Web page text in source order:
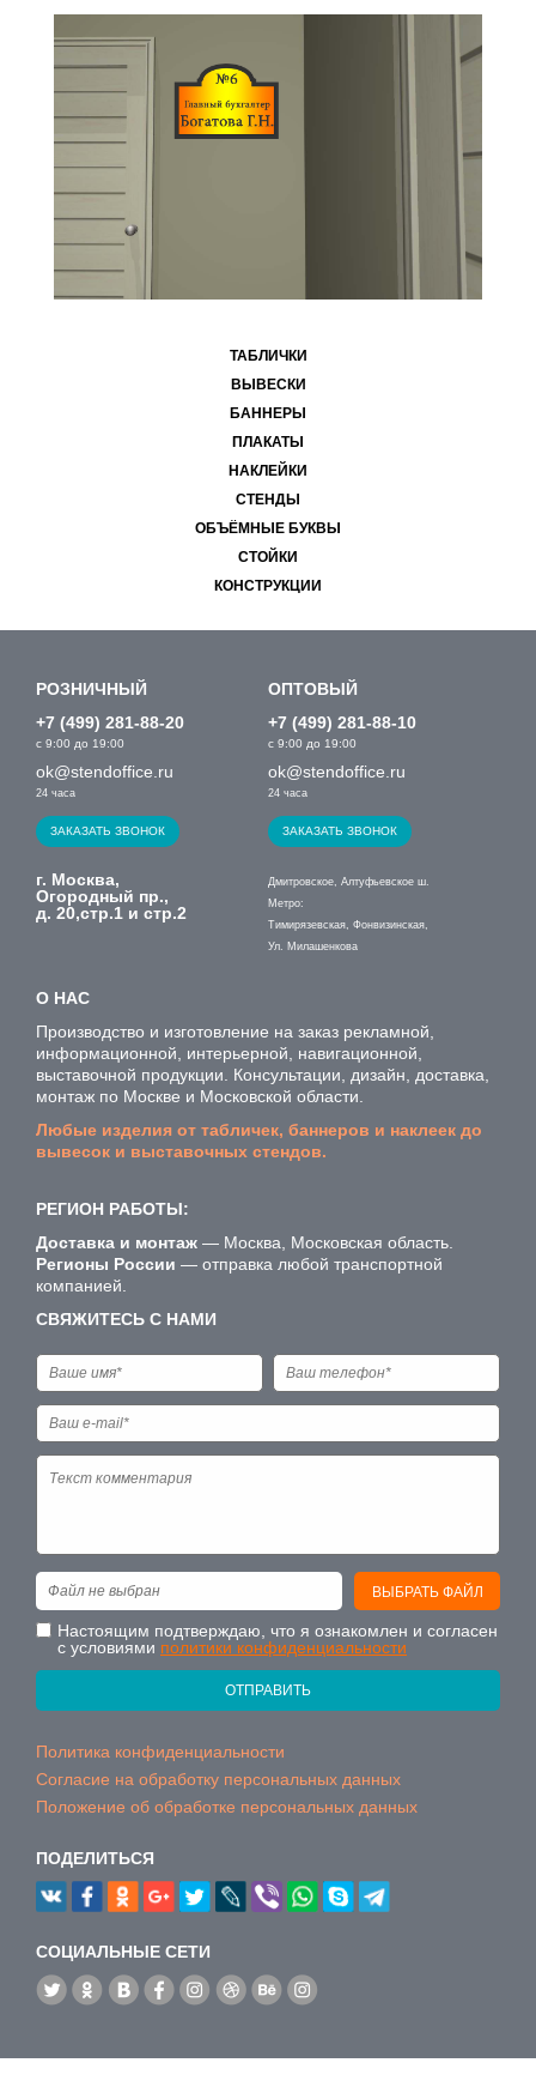
ТАБЛИЧКИ
ВЫВЕСКИ
БАННЕРЫ
ПЛАКАТЫ
НАКЛЕЙКИ
СТЕНДЫ
ОБЪЁМНЫЕ БУКВЫ
СТОЙКИ
КОНСТРУКЦИИ
РОЗНИЧНЫЙ
+7 (499) 281-88-20
с 9:00 до 19:00
ok@stendoffice.ru
24 часа
ЗАКАЗАТЬ ЗВОНОК
ОПТОВЫЙ
+7 (499) 281-88-10
с 9:00 до 19:00
ok@stendoffice.ru
24 часа
ЗАКАЗАТЬ ЗВОНОК
г. Москва,
Огородный пр.,
д. 20,стр.1 и стр.2
Дмитровское, Алтуфьевское ш.
Метро:
Тимирязевская, Фонвизинская,
Ул. Милашенкова
О НАС
Производство и изготовление на заказ рекламной,
информационной, интерьерной, навигационной,
выставочной продукции. Консультации, дизайн, доставка,
монтаж по Москве и Московской области.
Любые изделия от табличек, баннеров и наклеек до
вывесок и выставочных стендов.
РЕГИОН РАБОТЫ:
Доставка и монтаж — Москва, Московская область.
Регионы России — отправка любой транспортной
компанией.
СВЯЖИТЕСЬ С НАМИ
ВЫБРАТЬ ФАЙЛ
Файл не выбран
Настоящим подтверждаю, что я ознакомлен и согласен
с условиями политики конфиденциальности
ОТПРАВИТЬ
Политика конфиденциальности
Согласие на обработку персональных данных
Положение об обработке персональных данных
ПОДЕЛИТЬСЯ
CОЦИАЛЬНЫЕ СЕТИ